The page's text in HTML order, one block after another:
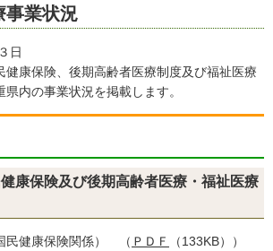
事業状況
日
康保険、後期高齢者医療制度及び福祉医療
内の事業状況を掲載します。
康保険及び後期高齢者医療・福祉医療
健康保険関係） （ ＰＤＦ （133KB））